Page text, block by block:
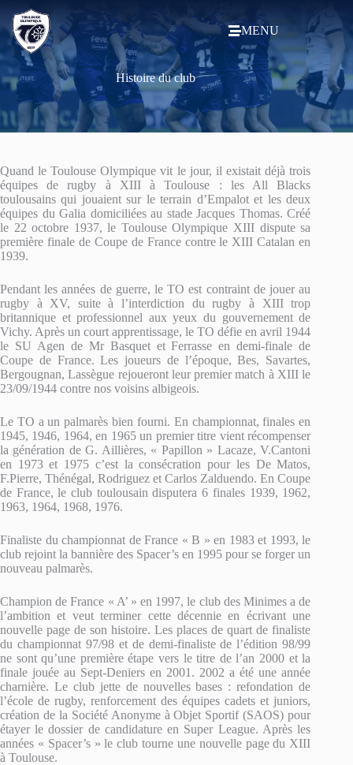
MENU
Histoire du club
Quand le Toulouse Olympique vit le jour, il existait déjà trois
équipes de rugby à XIII à Toulouse : les All Blacks
toulousains qui jouaient sur le terrain d’Empalot et les deux
équipes du Galia domiciliées au stade Jacques Thomas. Créé
le 22 octobre 1937, le Toulouse Olympique XIII dispute sa
première finale de Coupe de France contre le XIII Catalan en
1939.
Pendant les années de guerre, le TO est contraint de jouer au
rugby à XV, suite à l’interdiction du rugby à XIII trop
britannique et professionnel aux yeux du gouvernement de
Vichy. Après un court apprentissage, le TO défie en avril 1944
le SU Agen de Mr Basquet et Ferrasse en demi-finale de
Coupe de France. Les joueurs de l’époque, Bes, Savartes,
Bergougnan, Lassègue rejoueront leur premier match à XIII le
23/09/1944 contre nos voisins albigeois.
Le TO a un palmarès bien fourni. En championnat, finales en
1945, 1946, 1964, en 1965 un premier titre vient récompenser
la génération de G. Aillières, « Papillon » Lacaze, V.Cantoni
en 1973 et 1975 c’est la consécration pour les De Matos,
F.Pierre, Thénégal, Rodriguez et Carlos Zalduendo. En Coupe
de France, le club toulousain disputera 6 finales 1939, 1962,
1963, 1964, 1968, 1976.
Finaliste du championnat de France « B » en 1983 et 1993, le
club rejoint la bannière des Spacer’s en 1995 pour se forger un
nouveau palmarès.
Champion de France « A’ » en 1997, le club des Minimes a de
l’ambition et veut terminer cette décennie en écrivant une
nouvelle page de son histoire. Les places de quart de finaliste
du championnat 97/98 et de demi-finaliste de l’édition 98/99
ne sont qu’une première étape vers le titre de l’an 2000 et la
finale jouée au Sept-Deniers en 2001. 2002 a été une année
charnière. Le club jette de nouvelles bases : refondation de
l’école de rugby, renforcement des équipes cadets et juniors,
création de la Société Anonyme à Objet Sportif (SAOS) pour
étayer le dossier de candidature en Super League. Après les
années « Spacer’s » le club tourne une nouvelle page du XIII
à Toulouse.